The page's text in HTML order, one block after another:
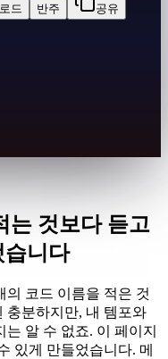
드 반주 공유
는 것보다 듣고
습니다
의 코드 이름을 적은 것
충분하지만, 내 템포와
알 수 없죠. 이 페이지
있게 만들었습니다. 메